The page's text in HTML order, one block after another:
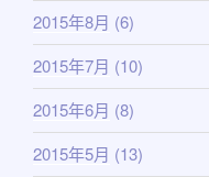
2015年8月 (6)
2015年7月 (10)
2015年6月 (8)
2015年5月 (13)